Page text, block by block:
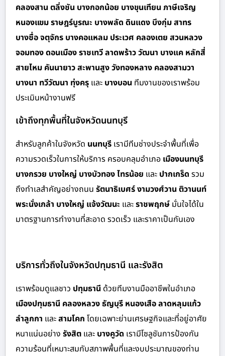
คลองสาน ตลิ่งชัน บางกอกน้อย บางขุนเทียน ภาษีเจริญ
หนองแขม ราษฎร์บูรณะ บางพลัด ดินแดง บึงกุ่ม สาทร
บางซื่อ จตุจักร บางคอแหลม ประเวศ คลองเตย สวนหลวง
จอมทอง ดอนเมือง ราชเทวี ลาดพร้าว วัฒนา บางแค หลักสี่
สายไหม คันนายาว สะพานสูง วังทองหลาง คลองสามวา
บางนา ทวีวัฒนา ทุ่งครุ และ บางบอน ทีมงานของเราพร้อม
ประเมินหน้างานฟรี
เข้าถึงทุกพื้นที่ในจังหวัดนนทบุรี
สำหรับลูกค้าในจังหวัด นนทบุรี เรามีทีมช่างประจำพื้นที่เพื่อ
ความรวดเร็วในการให้บริการ ครอบคลุมอำเภอ เมืองนนทบุรี
บางกรวย บางใหญ่ บางบัวทอง ไทรน้อย และ ปากเกร็ด รวม
ถึงทำเลสำคัญอย่างถนน รัตนาธิเบศร์ งามวงศ์วาน ติวานนท์
พระนั่งเกล้า บางใหญ่ แจ้งวัฒนะ และราชพฤกษ์ มั่นใจได้ใน
มาตรฐานการทำงานที่สะอาด รวดเร็ว และราคาเป็นกันเอง
บริการทั่วถึงในจังหวัดปทุมธานี และรังสิต
เราพร้อมดูแลชาว ปทุมธานี ด้วยทีมงานมืออาชีพในอำเภอ
เมืองปทุมธานี คลองหลวง ธัญบุรี หนองเสือ ลาดหลุมแก้ว
ลำลูกกา และสามโคก โดยเฉพาะย่านเศรษฐกิจและที่อยู่อาศัย
หนาแน่นอย่าง รังสิต และ บางคูวัด เรามีโซลูชันการป้องกัน
ความร้อนที่เหมาะสมกับสภาพพื้นที่และงบประมาณของท่าน